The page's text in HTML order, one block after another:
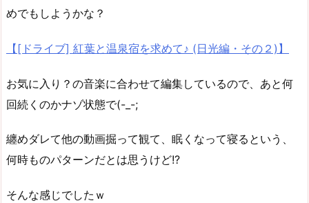
めでもしようかな？
【[ドライブ] 紅葉と温泉宿を求めて♪ (日光編・その２)】
お気に入り？の音楽に合わせて編集しているので、あと何
回続くのかナゾ状態で(-_-;
纏めダレて他の動画掘って観て、眠くなって寝るという、
何時ものパターンだとは思うけど!?
そんな感じでしたｗ